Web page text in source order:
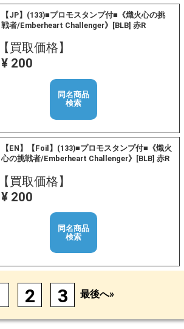
【JP】(133)■プロモスタンプ付■《熾火心の挑
戦者/Emberheart Challenger》[BLB] 赤R
【買取価格】
¥ 200
同名商品
検索
【EN】【Foil】(133)■プロモスタンプ付■《熾火
心の挑戦者/Emberheart Challenger》[BLB] 赤R
【買取価格】
¥ 200
同名商品
検索
2 3 最後へ»